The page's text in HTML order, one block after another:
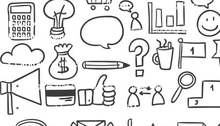
Elf Long Hubungi Kami
Paket Kilat
Barang/Dokumen
Mobil Travel Hubungi Kami
📌Catatan Penting:
Harga di atas untuk sekali jalan (one way).
Biaya sudah termasuk tol & BBM.